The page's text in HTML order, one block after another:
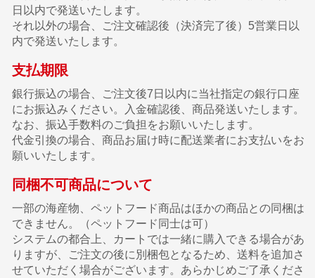
日以内で発送いたします。
それ以外の場合、ご注文確認後（決済完了後）5営業日以
内で発送いたします。
支払期限
銀行振込の場合、ご注文後7日以内に当社指定の銀行口座
にお振込みください。入金確認後、商品発送いたします。
なお、振込手数料のご負担をお願いいたします。
代金引換の場合、商品お届け時に配送業者にお支払いをお
願いいたします。
同梱不可商品について
一部の海産物、ペットフード商品はほかの商品との同梱は
できません。（ペットフード同士は可）
システムの都合上、カートでは一緒に購入できる場合があ
りますが、ご注文の後に別梱包となるため、送料を追加さ
せていただく場合がございます。あらかじめご了承くださ